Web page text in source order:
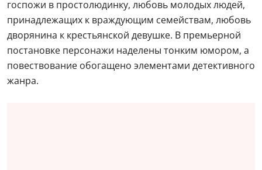
госпожи в простолюдинку, любовь молодых людей,
принадлежащих к враждующим семействам, любовь
дворянина к крестьянской девушке. В премьерной
постановке персонажи наделены тонким юмором, а
повествование обогащено элементами детективного
жанра.